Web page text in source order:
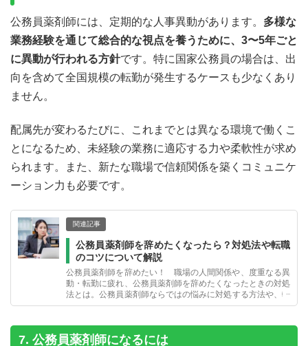
公務員薬剤師には、定期的な人事異動があります。 多様な
業務経験を通じて総合的な視点を養うために、3〜5年ごと
に異動が行われる方針です。特に国家公務員の場合は、出
向を含めて全国規模の転勤が発生するケースも少なくあり
ません。
配属先が変わるたびに、これまでとは異なる環境で働くこ
とになるため、未経験の業務に適応する力や柔軟性が求め
られます。また、新たな職場で信頼関係を築くコミュニケ
ーション力も必要です。
関連記事
公務員薬剤師を辞めたくなったら？対処法や転職
のコツについて解説
公務員薬剤師を辞めたい！ 職場の人間関係や、度重なる異
動・転勤に疲れ、公務員薬剤師を辞めたくなったときの対処
法とは。公務員薬剤師ならではの悩みに対処する方法や、転
職をスムーズに成功させるコツを紹介します。
7. 公務員薬剤師になるには